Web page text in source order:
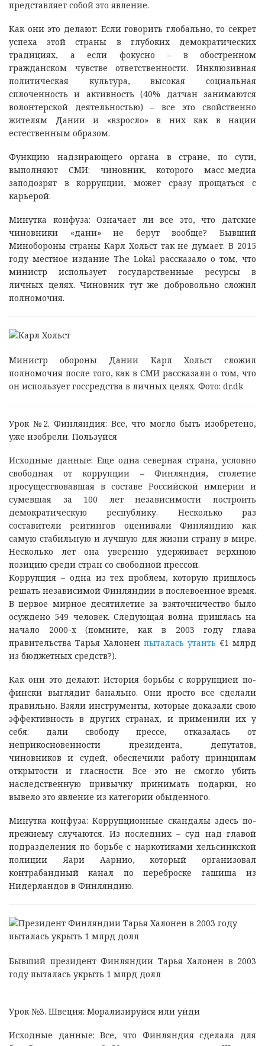
представляет собой это явление.
Как они это делают: Если говорить глобально, то секрет
успеха этой страны в глубоких демократических
традициях, а если фокусно – в обостренном
гражданском чувстве ответственности. Инклюзивная
политическая культура, высокая социальная
сплоченность и активность (40% датчан занимаются
волонтерской деятельностью) – все это свойственно
жителям Дании и «взросло» в них как в нации
естественным образом.
Функцию надзирающего органа в стране, по сути,
выполняют СМИ: чиновник, которого масс-медиа
заподозрят в коррупции, может сразу прощаться с
карьерой.
Минутка конфуза: Означает ли все это, что датские
чиновники «дани» не берут вообще? Бывший
Минобороны страны Карл Хольст так не думает. В 2015
году местное издание The Lokal рассказало о том, что
министр использует государственные ресурсы в
личных целях. Чиновник тут же добровольно сложил
полномочия.
Министр обороны Дании Карл Хольст сложил
полномочия после того, как в СМИ рассказали о том, что
он использует госсредства в личных целях. Фото: dr.dk
Урок №2. Финляндия: Все, что могло быть изобретено,
уже изобрели. Пользуйся
Исходные данные: Еще одна северная страна, условно
свободная от коррупции – Финляндия, столетие
просуществовавшая в составе Российской империи и
сумевшая за 100 лет независимости построить
демократическую республику. Несколько раз
составители рейтингов оценивали Финляндию как
самую стабильную и лучшую для жизни страну в мире.
Несколько лет она уверенно удерживает верхнюю
позицию среди стран со свободной прессой.
Коррупция – одна из тех проблем, которую пришлось
решать независимой Финляндии в послевоенное время.
В первое мирное десятилетие за взяточничество было
осуждено 549 человек. Следующая волна пришлась на
начало 2000-х (помните, как в 2003 году глава
правительства Тарья Халонен пыталась утаить €1 млрд
из бюджетных средств?).
Как они это делают: История борьбы с коррупцией по-
фински выглядит банально. Они просто все сделали
правильно. Взяли инструменты, которые доказали свою
эффективность в других странах, и применили их у
себя: дали свободу прессе, отказалась от
неприкосновенности президента, депутатов,
чиновников и судей, обеспечили работу принципам
открытости и гласности. Все это не смогло убить
наследственную привычку принимать подарки, но
вывело это явление из категории обыденного.
Минутка конфуза: Коррупционные скандалы здесь по-
прежнему случаются. Из последних – суд над главой
подразделения по борьбе с наркотиками хельсинкской
полиции Яари Аарнио, который организовал
контрабандный канал по переброске гашиша из
Нидерландов в Финляндию.
Бывший президент Финляндии Тарья Халонен в 2003
году пыталась укрыть 1 млрд долл
Урок №3. Швеция: Морализируйся или уйди
Исходные данные: Все, что Финляндия сделала для